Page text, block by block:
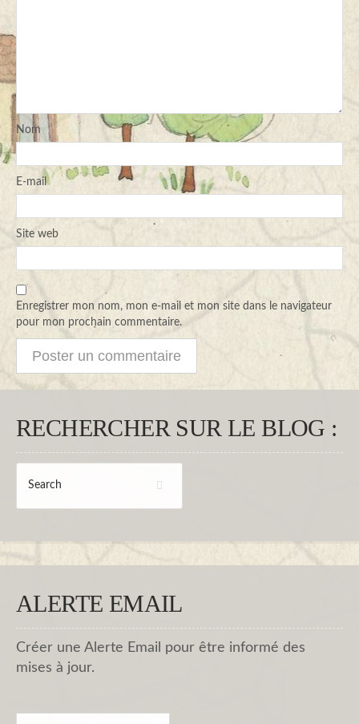
Nom
E-mail
Site web
Enregistrer mon nom, mon e-mail et mon site dans le navigateur
pour mon prochain commentaire.
RECHERCHER SUR LE BLOG :
ALERTE EMAIL
Créer une Alerte Email pour être informé des
mises à jour.